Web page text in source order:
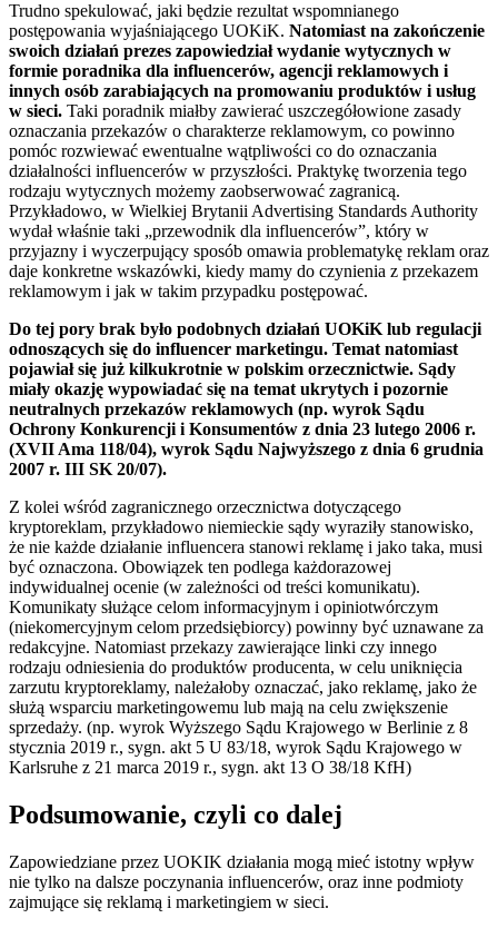
Trudno spekulować, jaki będzie rezultat wspomnianego
postępowania wyjaśniającego UOKiK. Natomiast na zakończenie
swoich działań prezes zapowiedział wydanie wytycznych w
formie poradnika dla influencerów, agencji reklamowych i
innych osób zarabiających na promowaniu produktów i usług
w sieci. Taki poradnik miałby zawierać uszczegółowione zasady
oznaczania przekazów o charakterze reklamowym, co powinno
pomóc rozwiewać ewentualne wątpliwości co do oznaczania
działalności influencerów w przyszłości. Praktykę tworzenia tego
rodzaju wytycznych możemy zaobserwować zagranicą.
Przykładowo, w Wielkiej Brytanii Advertising Standards Authority
wydał właśnie taki „przewodnik dla influencerów”, który w
przyjazny i wyczerpujący sposób omawia problematykę reklam oraz
daje konkretne wskazówki, kiedy mamy do czynienia z przekazem
reklamowym i jak w takim przypadku postępować.
Do tej pory brak było podobnych działań UOKiK lub regulacji
odnoszących się do influencer marketingu. Temat natomiast
pojawiał się już kilkukrotnie w polskim orzecznictwie. Sądy
miały okazję wypowiadać się na temat ukrytych i pozornie
neutralnych przekazów reklamowych (np. wyrok Sądu
Ochrony Konkurencji i Konsumentów z dnia 23 lutego 2006 r.
(XVII Ama 118/04), wyrok Sądu Najwyższego z dnia 6 grudnia
2007 r. III SK 20/07).
Z kolei wśród zagranicznego orzecznictwa dotyczącego
kryptoreklam, przykładowo niemieckie sądy wyraziły stanowisko,
że nie każde działanie influencera stanowi reklamę i jako taka, musi
być oznaczona. Obowiązek ten podlega każdorazowej
indywidualnej ocenie (w zależności od treści komunikatu).
Komunikaty służące celom informacyjnym i opiniotwórczym
(niekomercyjnym celom przedsiębiorcy) powinny być uznawane za
redakcyjne. Natomiast przekazy zawierające linki czy innego
rodzaju odniesienia do produktów producenta, w celu uniknięcia
zarzutu kryptoreklamy, należałoby oznaczać, jako reklamę, jako że
służą wsparciu marketingowemu lub mają na celu zwiększenie
sprzedaży. (np. wyrok Wyższego Sądu Krajowego w Berlinie z 8
stycznia 2019 r., sygn. akt 5 U 83/18, wyrok Sądu Krajowego w
Karlsruhe z 21 marca 2019 r., sygn. akt 13 O 38/18 KfH)
Podsumowanie, czyli co dalej
Zapowiedziane przez UOKIK działania mogą mieć istotny wpływ
nie tylko na dalsze poczynania influencerów, oraz inne podmioty
zajmujące się reklamą i marketingiem w sieci.